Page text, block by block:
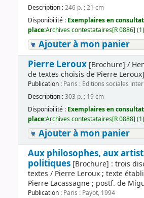
Description :246 p. ; 21 cm
Disponibilité : Exemplaires en
place:Archives contestataires[R 0886]
Ajouter à mon panier
Pierre Leroux[Brochure] /
de textes choisis de Pierre Leroux]
Publication : Paris : Editions sociales
Description :303 p. ; 19 cm
Disponibilité : Exemplaires en
place:Archives contestataires[R 0888]
Ajouter à mon panier
Aux philosophes, aux
politiques[Brochure] : trois
textes / Pierre Leroux ; texte
Pierre Lacassagne ; postf. de
Publication : Paris : Payot, 1994